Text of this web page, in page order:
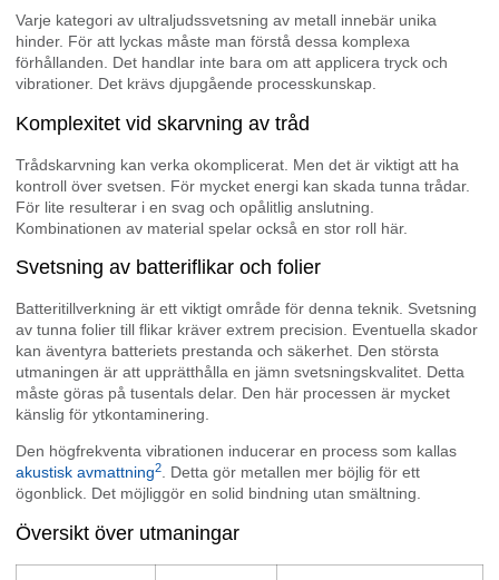
Varje kategori av ultraljudssvetsning av metall innebär unika
hinder. För att lyckas måste man förstå dessa komplexa
förhållanden. Det handlar inte bara om att applicera tryck och
vibrationer. Det krävs djupgående processkunskap.
Komplexitet vid skarvning av tråd
Trådskarvning kan verka okomplicerat. Men det är viktigt att ha
kontroll över svetsen. För mycket energi kan skada tunna trådar.
För lite resulterar i en svag och opålitlig anslutning.
Kombinationen av material spelar också en stor roll här.
Svetsning av batteriflikar och folier
Batteritillverkning är ett viktigt område för denna teknik. Svetsning
av tunna folier till flikar kräver extrem precision. Eventuella skador
kan äventyra batteriets prestanda och säkerhet. Den största
utmaningen är att upprätthålla en jämn svetsningskvalitet. Detta
måste göras på tusentals delar. Den här processen är mycket
känslig för ytkontaminering.
Den högfrekventa vibrationen inducerar en process som kallas
akustisk avmattning2. Detta gör metallen mer böjlig för ett
ögonblick. Det möjliggör en solid bindning utan smältning.
Översikt över utmaningar